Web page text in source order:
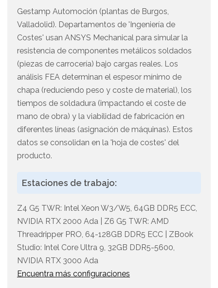
Gestamp Automoción (plantas de Burgos,
Valladolid). Departamentos de 'Ingeniería de
Costes' usan ANSYS Mechanical para simular la
resistencia de componentes metálicos soldados
(piezas de carrocería) bajo cargas reales. Los
análisis FEA determinan el espesor mínimo de
chapa (reduciendo peso y coste de material), los
tiempos de soldadura (impactando el coste de
mano de obra) y la viabilidad de fabricación en
diferentes líneas (asignación de máquinas). Estos
datos se consolidan en la 'hoja de costes' del
producto.
Estaciones de trabajo:
Z4 G5 TWR: Intel Xeon W3/W5, 64GB DDR5 ECC,
NVIDIA RTX 2000 Ada | Z6 G5 TWR: AMD
Threadripper PRO, 64-128GB DDR5 ECC | ZBook
Studio: Intel Core Ultra 9, 32GB DDR5-5600,
NVIDIA RTX 3000 Ada
Encuentra más configuraciones